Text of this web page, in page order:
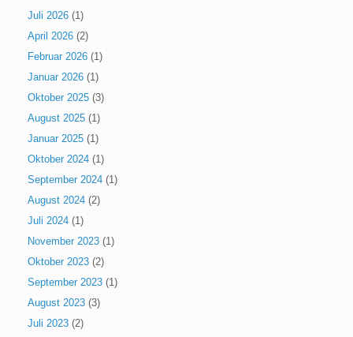
Juli 2026 (1)
April 2026 (2)
Februar 2026 (1)
Januar 2026 (1)
Oktober 2025 (3)
August 2025 (1)
Januar 2025 (1)
Oktober 2024 (1)
September 2024 (1)
August 2024 (2)
Juli 2024 (1)
November 2023 (1)
Oktober 2023 (2)
September 2023 (1)
August 2023 (3)
Juli 2023 (2)